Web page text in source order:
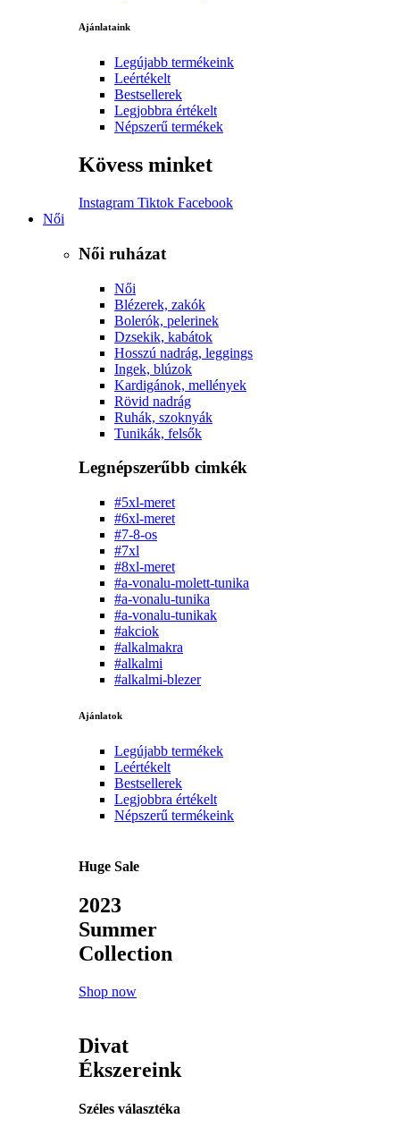
Ajánlataink
Legújabb termékeink
Leértékelt
Bestsellerek
Legjobbra értékelt
Népszerű termékek
Kövess minket
Instagram Tiktok Facebook
Női
Női ruházat
Női
Blézerek, zakók
Bolerók, pelerinek
Dzsekik, kabátok
Hosszú nadrág, leggings
Ingek, blúzok
Kardigánok, mellények
Rövid nadrág
Ruhák, szoknyák
Tunikák, felsők
Legnépszerűbb cimkék
#5xl-meret
#6xl-meret
#7-8-os
#7xl
#8xl-meret
#a-vonalu-molett-tunika
#a-vonalu-tunika
#a-vonalu-tunikak
#akciok
#alkalmakra
#alkalmi
#alkalmi-blezer
Ajánlatok
Legújabb termékek
Leértékelt
Bestsellerek
Legjobbra értékelt
Népszerű termékeink
Huge Sale
2023
Summer
Collection
Shop now
Divat
Ékszereink
Széles választéka